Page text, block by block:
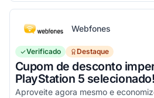
Webfones
Verificado Destaque
Cupom de desconto
PlayStation 5 selecionado!
Aproveite agora mesmo e